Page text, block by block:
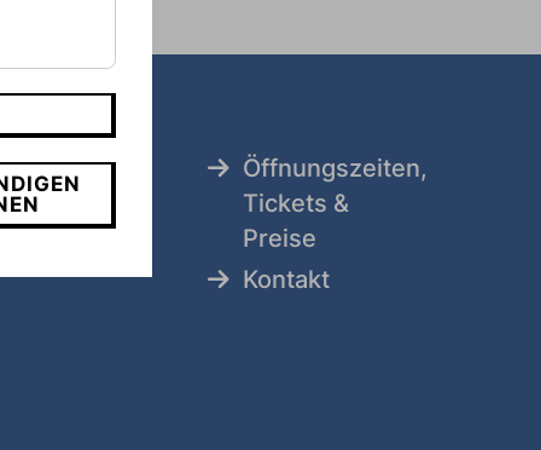
Öffnungszeiten,
Tickets &
Preise
Kontakt